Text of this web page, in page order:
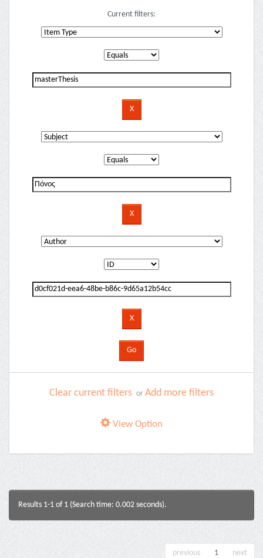
Current filters:
Clear current filters or Add more filters
View Option
Results 1-1 of 1 (Search time: 0.002 seconds).
previous 1 next